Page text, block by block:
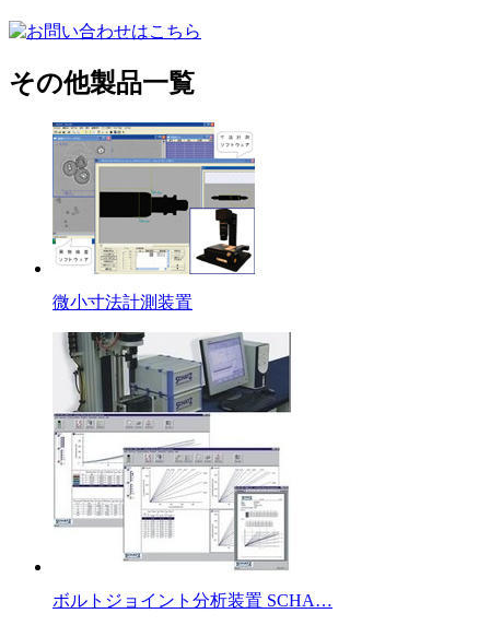
その他製品一覧
微小寸法計測装置
ボルトジョイント分析装置 SCHA…